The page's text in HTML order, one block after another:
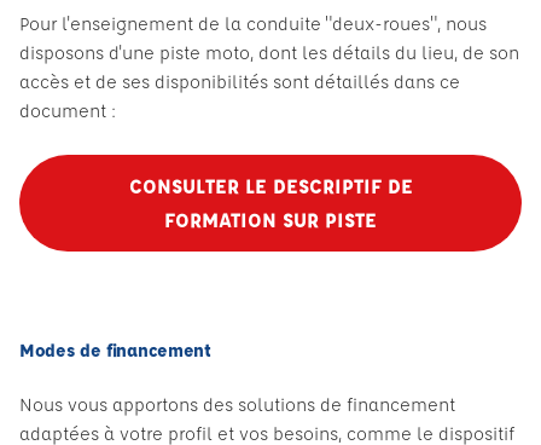
Pour l'enseignement de la conduite "deux-roues", nous
disposons d'une piste moto, dont les détails du lieu, de son
accès et de ses disponibilités sont détaillés dans ce
document :
CONSULTER LE DESCRIPTIF DE
FORMATION SUR PISTE
Modes de financement
Nous vous apportons des solutions de financement
adaptées à votre profil et vos besoins, comme le dispositif